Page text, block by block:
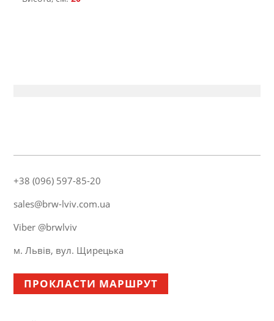
+38 (096) 597-85-20
sales@brw-lviv.com.ua
Viber @brwlviv
м. Львів, вул. Щирецька
ПРОКЛАСТИ МАРШРУТ